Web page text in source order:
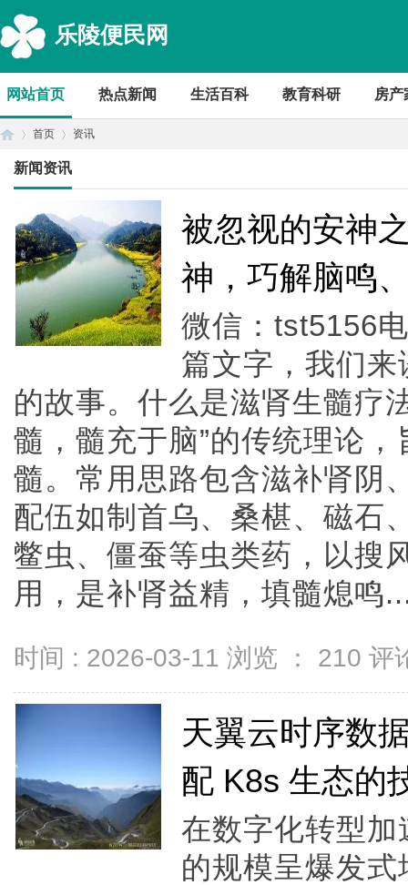
乐陵便民网
网站首页 热点新闻 生活百科 教育科研 房产
首页
›
资讯
新闻资讯
被忽视的安神
神，巧解脑鸣
微信：tst5156
篇文字，我们
的故事。什么是滋肾生髓疗
髓，髓充于脑”的传统理论
髓。常用思路包含滋补肾阴
配伍如制首乌、桑椹、磁石
鳖虫、僵蚕等虫类药，以搜
用，是补肾益精，填髓熄鸣
时间 : 2026-03-11 浏览 ： 210 评
天翼云时序数
配 K8s 生态的
在数字化转型
的规模呈爆发